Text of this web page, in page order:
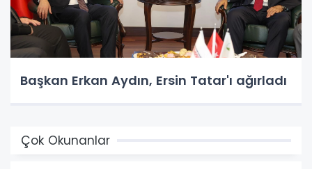
Başkan Erkan Aydın, Ersin Tatar'ı ağırladı
Çok Okunanlar